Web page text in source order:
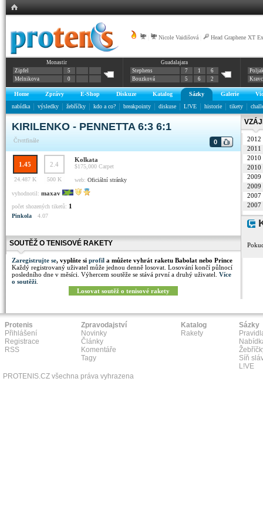
Nicole Vaidišová Head Graphene XT
Monastir
Zipfel
5
Melnikova
0
Guadalajara
Stephens
7 1
6
Bouzková
5 6 2
Home Zprávy E-Shop Diskuze Katalog Sázky Galerie
nabídka
výsledky žebříčky kdo a co? breakpointy diskuse L!VE historie tikety
KIRILENKO - PENNETTA 6:3 6:1
Čtvrtfinále 0
1.45 2.4
Kolkata
$175,000 Carpet
24.487 K
500 K web: Oficiální stránky
vyhodnotil: maxav
počet shozených tiketů: 1
Pinkola 4.07
SOUTĚŽ O TENISOVÉ RAKETY
Zaregistrujte se, vyplňte si profil a můžete vyhrát raketu Babolat nebo Prince
Každý registrovaný uživatel může jednou denně losovat. Losování končí půlnocí
posledního dne v měsíci. Výhercem soutěže se stává první a druhý uživatel. Více
o soutěži
Losovat soutěž o tenisové rakety
2012
2011
2010
2010
2009
2009
2007
2007
Protenis
Přihlášení
Registrace
RSS
Zpravodajství
Novinky
Články
Komentáře
Tagy
Katalog
Rakety
Sázky
Síň
L!VE
PROTENIS.CZ všechna práva vyhrazena